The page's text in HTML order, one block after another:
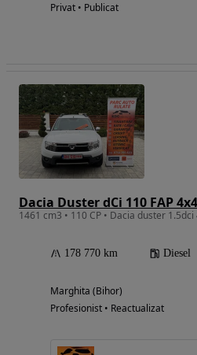
Privat • Publicat
Dacia Duster dCi 110 FAP
1461 cm3 • 110 CP • Dacia duster
178 770 km Diesel
Marghita (Bihor)
Profesionist • Reactualizat